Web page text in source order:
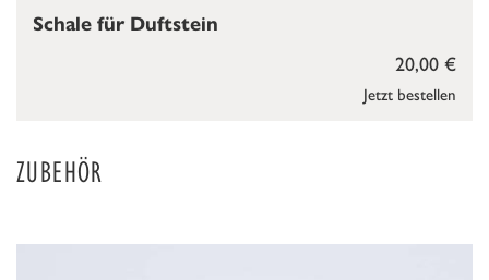
Jetzt bestellen
20,00 €
Schale für Duftstein
ZUBEHÖR